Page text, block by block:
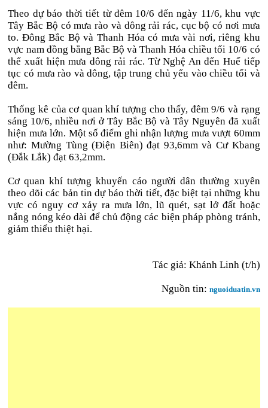
Theo dự báo thời tiết từ đêm 10/6 đến ngày 11/6, khu vực
Tây Bắc Bộ có mưa rào và dông rải rác, cục bộ có nơi mưa
to. Đông Bắc Bộ và Thanh Hóa có mưa vài nơi, riêng khu
vực nam đồng bằng Bắc Bộ và Thanh Hóa chiều tối 10/6 có
thể xuất hiện mưa dông rải rác. Từ Nghệ An đến Huế tiếp
tục có mưa rào và dông, tập trung chủ yếu vào chiều tối và
đêm.
Thống kê của cơ quan khí tượng cho thấy, đêm 9/6 và rạng
sáng 10/6, nhiều nơi ở Tây Bắc Bộ và Tây Nguyên đã xuất
hiện mưa lớn. Một số điểm ghi nhận lượng mưa vượt 60mm
như: Mường Tùng (Điện Biên) đạt 93,6mm và Cư Kbang
(Đắk Lắk) đạt 63,2mm.
Cơ quan khí tượng khuyến cáo người dân thường xuyên
theo dõi các bản tin dự báo thời tiết, đặc biệt tại những khu
vực có nguy cơ xảy ra mưa lớn, lũ quét, sạt lở đất hoặc
nắng nóng kéo dài để chủ động các biện pháp phòng tránh,
giảm thiểu thiệt hại.
Tác giả: Khánh Linh (t/h)
Nguồn tin: nguoiduatin.vn